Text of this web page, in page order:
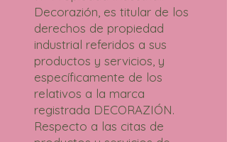
Decorazión, es titular de los
derechos de propiedad
industrial referidos a sus
productos y servicios, y
específicamente de los
relativos a la marca
registrada DECORAZIÓN.
Respecto a las citas de